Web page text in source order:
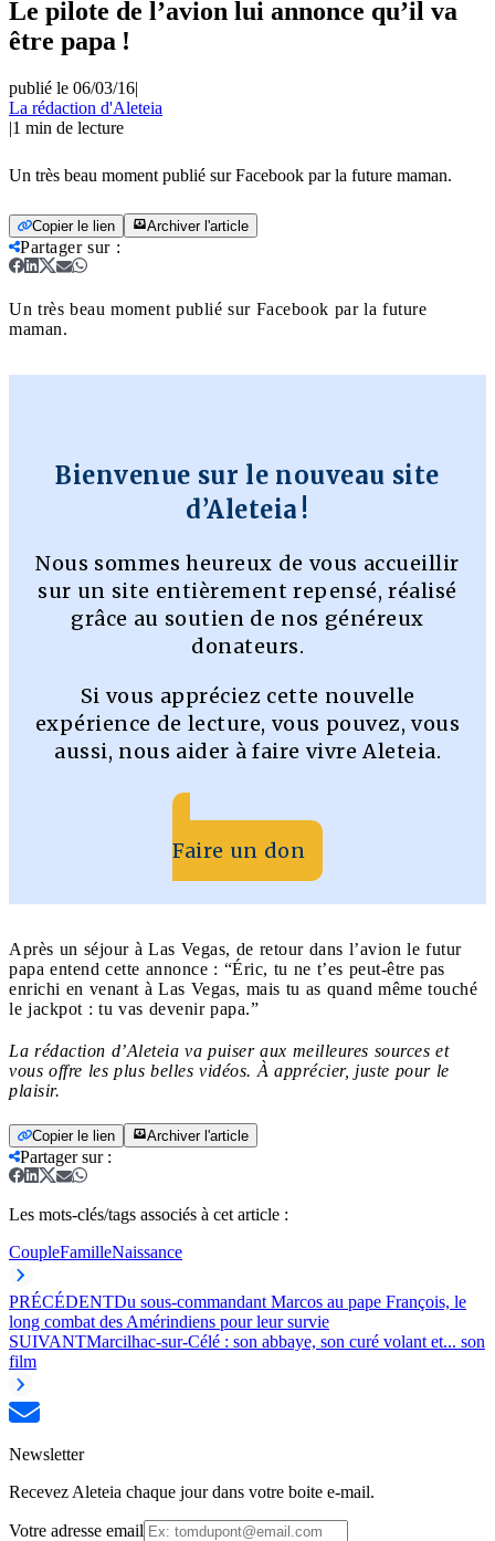
Le pilote de l’avion lui annonce qu’il va
être papa !
publié le 06/03/16|
La rédaction d'Aleteia
|1 min de lecture
Un très beau moment publié sur Facebook par la future maman.
Copier le lien Archiver l'article
Partager sur:
Un très beau moment publié sur Facebook par la future
maman.
Bienvenue sur le nouveau site
d’Aleteia !
Nous sommes heureux de vous accueillir
sur un site entièrement repensé, réalisé
grâce au soutien de nos généreux
donateurs.
Si vous appréciez cette nouvelle
expérience de lecture, vous pouvez, vous
aussi, nous aider à faire vivre Aleteia.
Faire un don
Après un séjour à Las Vegas, de retour dans l’avion le futur
papa entend cette annonce : “Éric, tu ne t’es peut-être pas
enrichi en venant à Las Vegas, mais tu as quand même touché
le jackpot : tu vas devenir papa.”
La rédaction d’Aleteia va puiser aux meilleures sources et
vous offre les plus belles vidéos. À apprécier, juste pour le
plaisir.
Copier le lien Archiver l'article
Partager sur:
Les mots-clés/tags associés à cet article :
CoupleFamilleNaissance
PRÉCÉDENTDu sous-commandant Marcos au pape François, le
long combat des Amérindiens pour leur survie
SUIVANTMarcilhac-sur-Célé : son abbaye, son curé volant et... son
film
Newsletter
Recevez Aleteia chaque jour dans votre boite e-mail.
Votre adresse email